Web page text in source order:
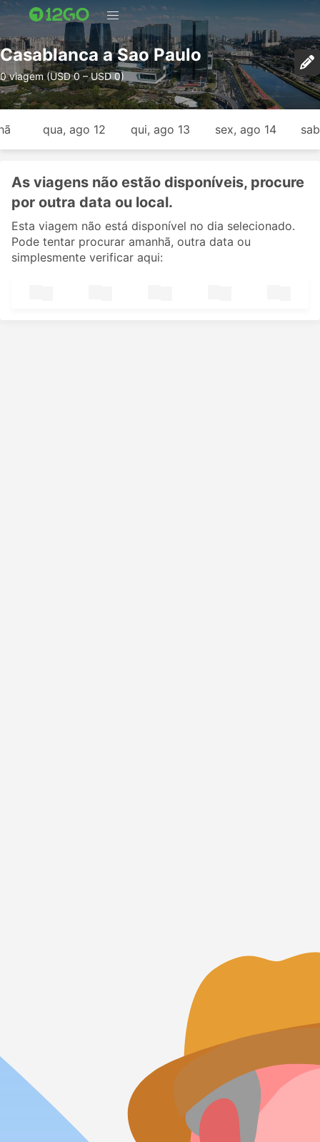
Casablanca a Sao Paulo
0 viagem (USD 0 – USD 0)
qua, ago 12 qui, ago 13 sex, ago 14
As viagens não estão disponíveis, procure
por outra data ou local.
Esta viagem não está disponível no dia selecionado.
Pode tentar procurar amanhã, outra data ou
simplesmente verificar aqui: